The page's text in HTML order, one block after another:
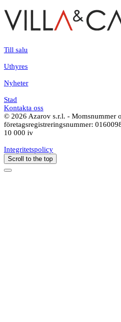
Till salu
Uthyres
Nyheter
Stad
Kontakta oss
© 2026 Azarov s.r.l. - Momsnummer
företagsregistreringsnummer:
10 000 iv
Integritetspolicy
Scroll to the top